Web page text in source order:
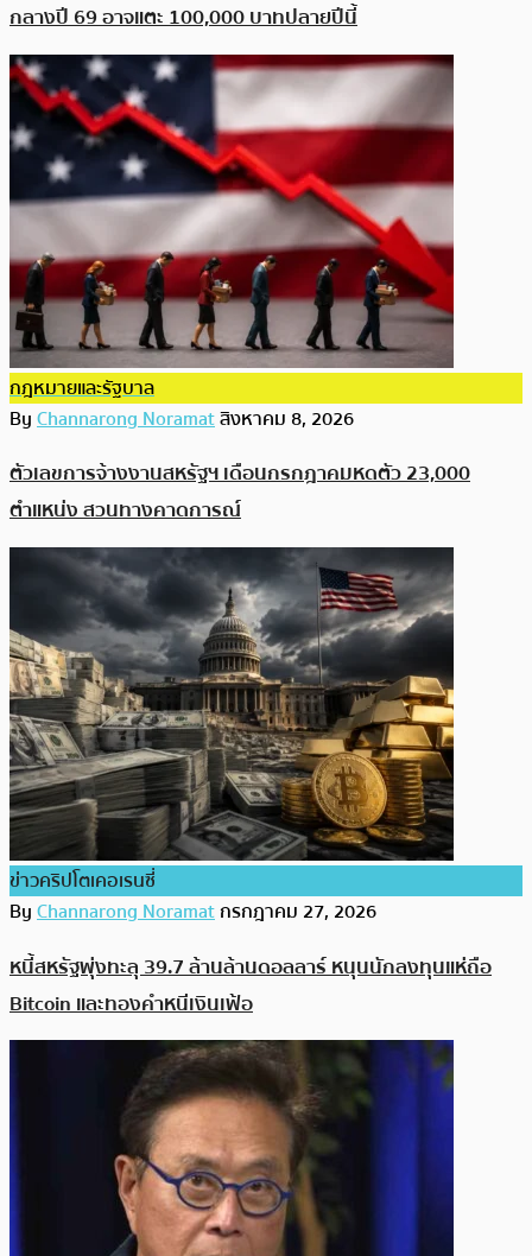
กลางปี 69 อาจแตะ 100,000 บาทปลายปีนี้
กฎหมายและรัฐบาล
ByChannarong Noramatสิงหาคม 8, 2026
ตัวเลขการจ้างงานสหรัฐฯ เดือนกรกฎาคมหดตัว 23,000
ตำแหน่ง สวนทางคาดการณ์
ข่าวคริปโตเคอเรนซี่
ByChannarong Noramatกรกฎาคม 27, 2026
หนี้สหรัฐพุ่งทะลุ 39.7 ล้านล้านดอลลาร์ หนุนนักลงทุนแห่ถือ
Bitcoin และทองคำหนีเงินเฟ้อ